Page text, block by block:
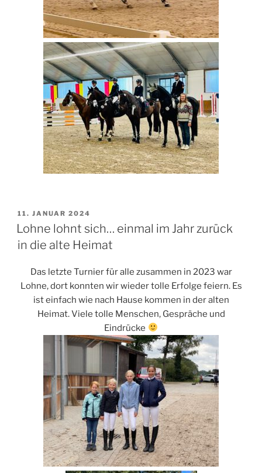
VERÖFFENTLICHT
AM
11. JANUAR 2024
Lohne lohnt sich… einmal im Jahr zurück
in die alte Heimat
Das letzte Turnier für alle zusammen in 2023 war
Lohne, dort konnten wir wieder tolle Erfolge feiern. Es
ist einfach wie nach Hause kommen in der alten
Heimat. Viele tolle Menschen, Gespräche und
Eindrücke